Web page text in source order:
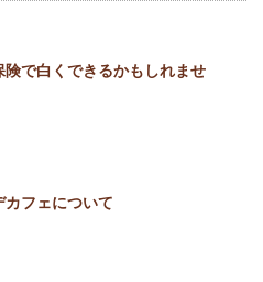
険で白くできるかもしれませ
カフェについて